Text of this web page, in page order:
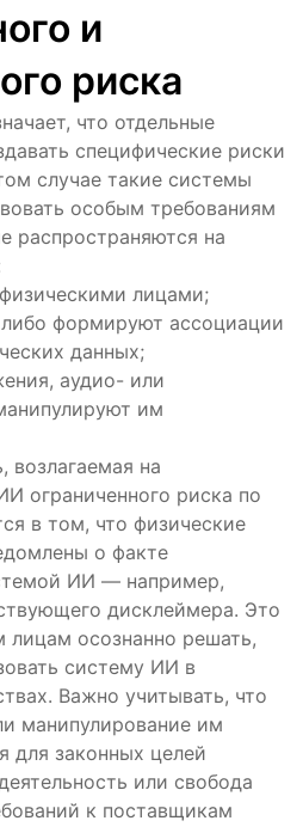
и
риска
что отдельные
специфические риски
случае такие системы
особым требованиям
распространяются на
лицами;
формируют ассоциации
данных;
аудио- или
им
возлагаемая на
ограниченного риска по
в том, что физические
о факте
ИИ — например,
дисклеймера. Это
лицам осознанно решать,
систему ИИ в
Важно учитывать, что
манипулирование им
для законных целей
или свобода
к поставщикам